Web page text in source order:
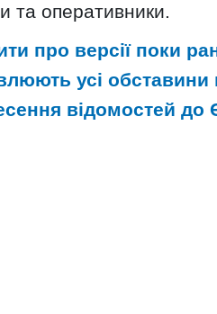
та оперативники.
про версії поки
усі обставини
відомостей